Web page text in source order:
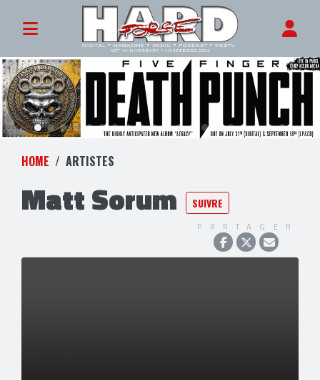
HOME ARTISTES
Matt Sorum SUIVRE
PARTAGER